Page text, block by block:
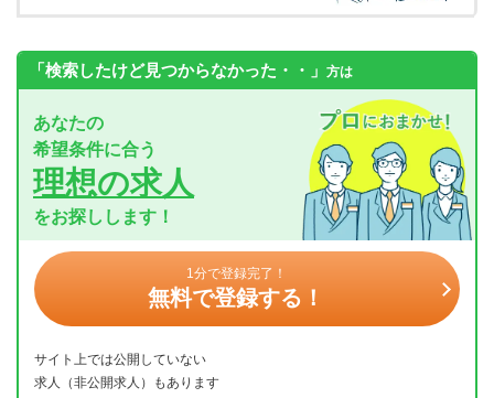
「検索したけど見つからなかった・・」 方は
あなたの
希望条件に合う
理想の求人
をお探しします！
1分で登録完了！
無料で登録する！
サイト上では公開していない
求人（非公開求人）もあります